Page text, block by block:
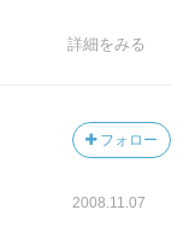
詳細をみる
フォロー
2008.11.07